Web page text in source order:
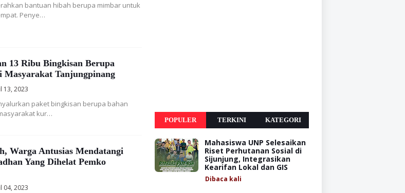
bantuan hibah berupa mimbar untuk
Penye…
13 Ribu Bingkisan Berupa
Masyarakat Tanjungpinang
13, 2023
paket bingkisan berupa bahan
kur…
Warga Antusias Mendatangi
Yang Dihelat Pemko
04, 2023
POPULER TERKINI KATEGORI
Mahasiswa UNP Selesaikan
Riset Perhutanan Sosial di
Sijunjung, Integrasikan
Kearifan Lokal dan GIS
Dibaca kali